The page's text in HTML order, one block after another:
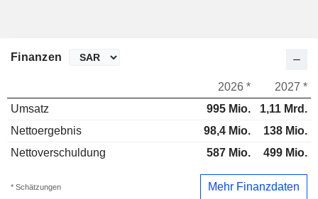
Finanzen
2026 *
2027 *
Umsatz
995 Mio.
1,11 Mrd.
Nettoergebnis
98,4 Mio.
138 Mio.
Nettoverschuldung
587 Mio. 499 Mio.
* Schätzungen Mehr Finanzdaten